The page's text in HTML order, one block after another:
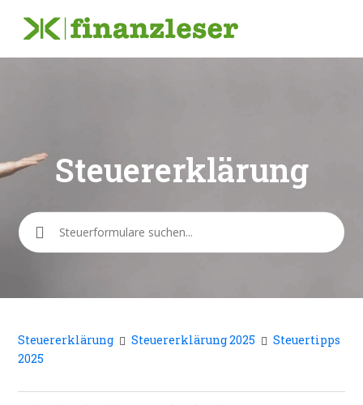
Steuererklärung
Suche
Steuererklärung Steuererklärung 2025
Steuertipps
2025